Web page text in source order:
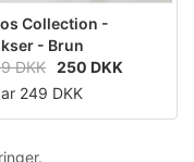
Collection -
- Brun
DKK 250 DKK
249 DKK